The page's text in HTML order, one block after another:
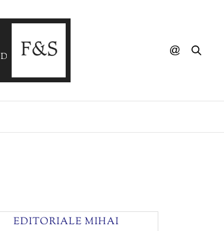
FRERO DELAVEGA - Ton Visage
EDITORIALE MIHAI